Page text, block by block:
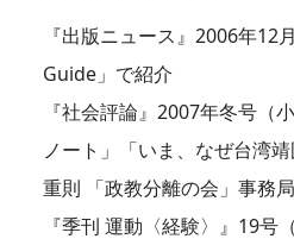
『出版ニュース』2006年12
Guide」で紹介
『社会評論』2007年冬号（
ノート」「いま、なぜ台湾
重則 「政教分離の会」事務局
『季刊 運動〈経験〉』19号